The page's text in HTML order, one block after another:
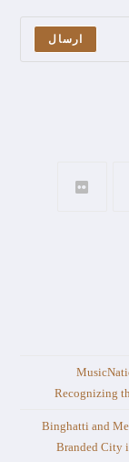
ارسال
Recognizing
Binghatti and
Branded City